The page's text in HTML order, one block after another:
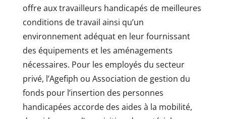
offre aux travailleurs handicapés de meilleures
conditions de travail ainsi qu’un
environnement adéquat en leur fournissant
des équipements et les aménagements
nécessaires. Pour les employés du secteur
privé, l’Agefiph ou Association de gestion du
fonds pour l’insertion des personnes
handicapées accorde des aides à la mobilité,